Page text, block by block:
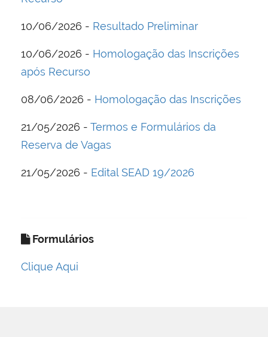
10/06/2026 - Resultado Preliminar
10/06/2026 - Homologação das Inscrições
após Recurso
08/06/2026 - Homologação das Inscrições
21/05/2026 - Termos e Formulários da
Reserva de Vagas
21/05/2026 - Edital SEAD 19/2026
Formulários
Clique Aqui